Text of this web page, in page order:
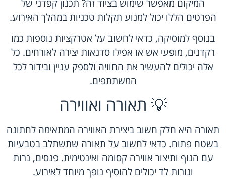
המיקום מאפשר שימוש בציוד זה? תכנון קפדני של
הפרטים הללו יכול למנוע תקלות טכניות במהלך האירוע.
בנוסף למוסיקה, כדאי לחשוב על אטרקציות נוספות כמו
רקדנים, מופעי אש או אפילו סדנאות יצירה לאורחים. כל
אלה יכולים להעשיר את החוויה ולספק עניין ובידור לכל
המשתתפים.
💡 תאורה ואווירה
תאורה היא חלק חשוב ביצירת האווירה המתאימה לחתונה
בשטח פתוח. כדאי לחשוב על תאורה שתשתלב בטבעיות
עם הנוף ותיצור אווירה קסומה ואינטימית. פנסים, נרות
ונורות לד יכולים להוסיף נופך מיוחד לאירוע.